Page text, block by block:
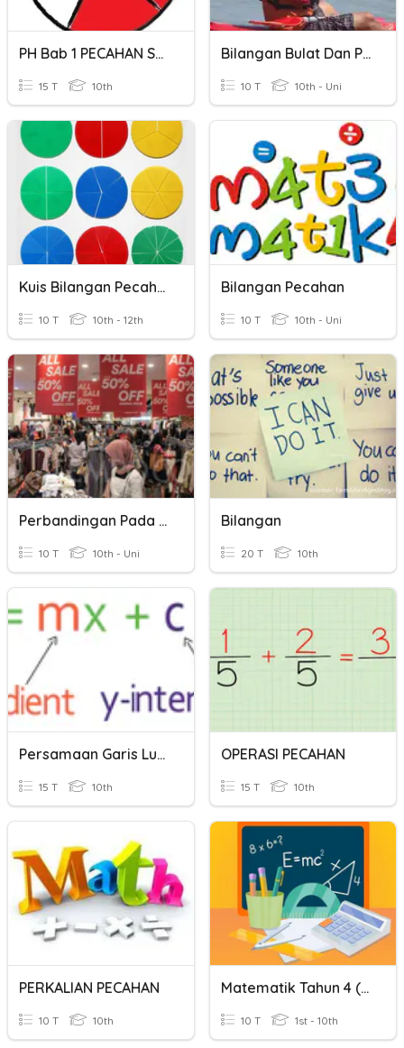
PH Bab 1 PECAHAN SENILAI
15 T 10th
Bilangan Bulat Dan Pecahan
10 T 10th - Uni
Kuis Bilangan Pecahan
10 T 10th - 12th
Bilangan Pecahan
10 T 10th - Uni
Perbandingan Pada Pecahan
10 T 10th - Uni
Bilangan
20 T 10th
Persamaan Garis Lurus
15 T 10th
OPERASI PECAHAN
15 T 10th
PERKALIAN PECAHAN
10 T 10th
Matematik Tahun 4 (Garis Selari Dan Garis Serenjang)
10 T 1st - 10th